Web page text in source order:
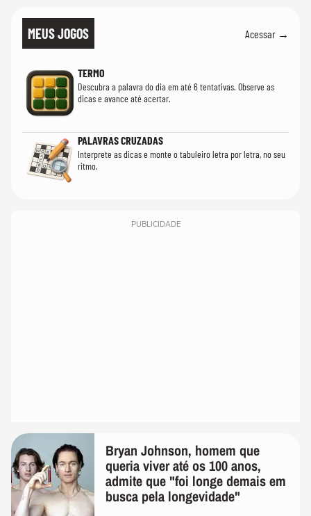
MEUS JOGOS Acessar →
TERMO
Descubra a palavra do dia em até 6 tentativas. Observe as
dicas e avance até acertar.
PALAVRAS CRUZADAS
Interprete as dicas e monte o tabuleiro letra por letra, no seu
ritmo.
PUBLICIDADE
Bryan Johnson, homem que
queria viver até os 100 anos,
admite que "foi longe demais em
busca pela longevidade"